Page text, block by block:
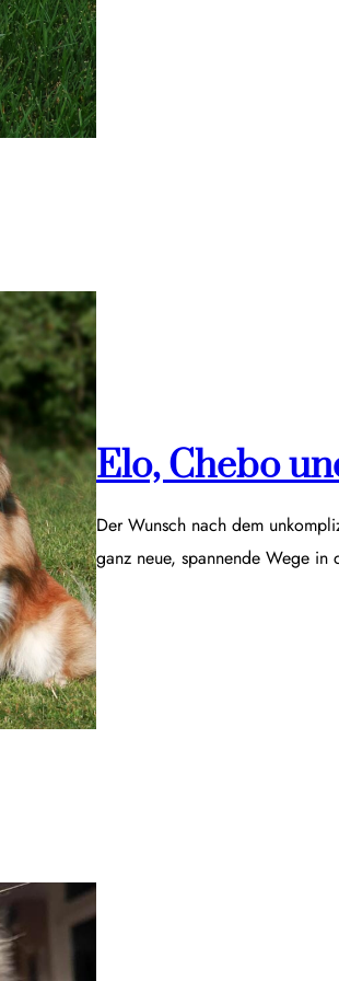
Elo, Chebo
Der Wunsch nach dem
ganz neue, spannende Wege